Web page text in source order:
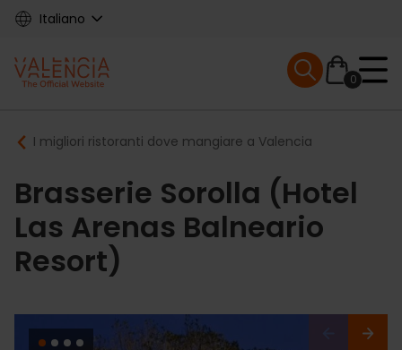
Skip
content
Italiano
Main
navigation
0
Mobile menu
Breadcrumb
I migliori ristoranti dove mangiare a Valencia
Brasserie Sorolla (Hotel
Las Arenas Balneario
Resort)